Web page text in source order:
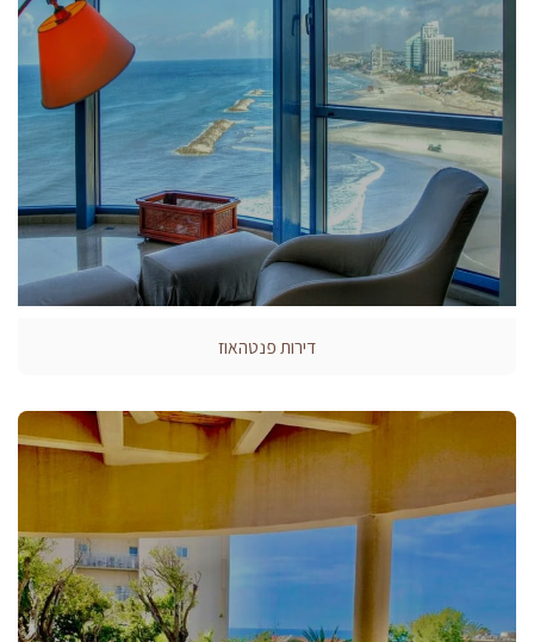
דירות פנטהאוז